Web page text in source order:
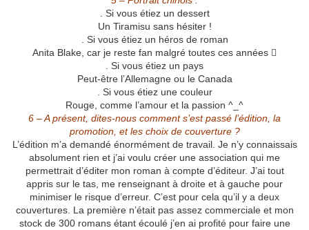
. Si vous étiez un dessert
Un Tiramisu sans hésiter !
. Si vous étiez un héros de roman
Anita Blake, car je reste fan malgré toutes ces années 
. Si vous étiez un pays
Peut-être l’Allemagne ou le Canada
. Si vous étiez une couleur
Rouge, comme l’amour et la passion ^_^
6 – A présent, dites-nous comment s’est passé l’édition, la
promotion, et les choix de couverture ?
L’édition m’a demandé énormément de travail. Je n’y connaissais
absolument rien et j’ai voulu créer une association qui me
permettrait d’éditer mon roman à compte d’éditeur. J’ai tout
appris sur le tas, me renseignant à droite et à gauche pour
minimiser le risque d’erreur. C’est pour cela qu’il y a deux
couvertures. La première n’était pas assez commerciale et mon
stock de 300 romans étant écoulé j’en ai profité pour faire une